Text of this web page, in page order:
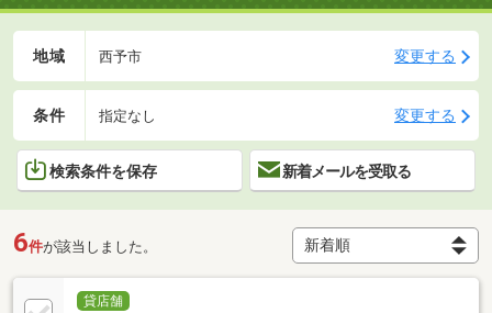
地域 西予市 変更する
条件 指定なし 変更する
検索条件を保存 新着メールを受取る
6件が該当しました。
貸店舗